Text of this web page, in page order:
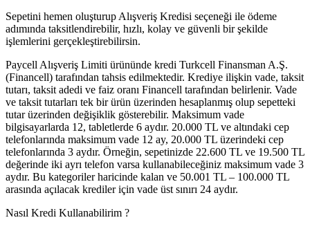
Sepetini hemen oluşturup Alışveriş Kredisi seçeneği ile ödeme
adımında taksitlendirebilir, hızlı, kolay ve güvenli bir şekilde
işlemlerini gerçekleştirebilirsin.
Paycell Alışveriş Limiti ürününde kredi Turkcell Finansman A.Ş.
(Financell) tarafından tahsis edilmektedir. Krediye ilişkin vade, taksit
tutarı, taksit adedi ve faiz oranı Financell tarafından belirlenir. Vade
ve taksit tutarları tek bir ürün üzerinden hesaplanmış olup sepetteki
tutar üzerinden değişiklik gösterebilir. Maksimum vade
bilgisayarlarda 12, tabletlerde 6 aydır. 20.000 TL ve altındaki cep
telefonlarında maksimum vade 12 ay, 20.000 TL üzerindeki cep
telefonlarında 3 aydır. Örneğin, sepetinizde 22.600 TL ve 19.500 TL
değerinde iki ayrı telefon varsa kullanabileceğiniz maksimum vade 3
aydır. Bu kategoriler haricinde kalan ve 50.001 TL – 100.000 TL
arasında açılacak krediler için vade üst sınırı 24 aydır.
Nasıl Kredi Kullanabilirim ?